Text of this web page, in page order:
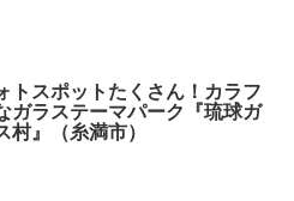
トスポットたくさん！カラフ
ガラステーマパーク『琉球ガ
村』（糸満市）